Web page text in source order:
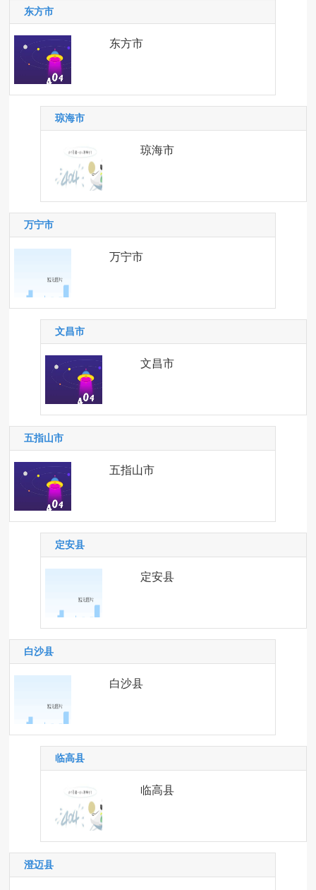
东方市
东方市
琼海市
琼海市
万宁市
万宁市
文昌市
文昌市
五指山市
五指山市
定安县
定安县
白沙县
白沙县
临高县
临高县
澄迈县